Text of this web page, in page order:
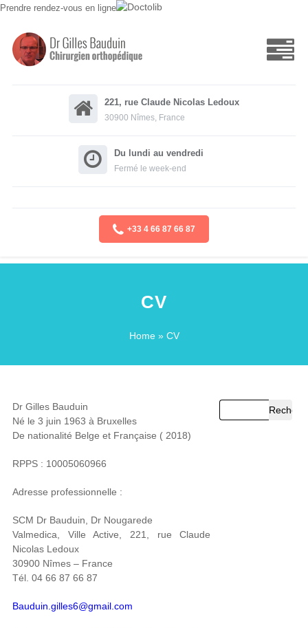
Prendre rendez-vous en ligne
221, rue Claude Nicolas Ledoux
30900 Nîmes, France
Du lundi au vendredi
Fermé le week-end
+33 4 66 87 66 87
CV
Home» CV
Dr Gilles Bauduin
Né le 3 juin 1963 à Bruxelles
De nationalité Belge et Française ( 2018)
RPPS : 10005060966
Adresse professionnelle :
SCM Dr Bauduin, Dr Nougarede
Valmedica, Ville Active, 221, rue Claude
Nicolas Ledoux
30900 Nîmes – France
Tél. 04 66 87 66 87
Bauduin.gilles6@gmail.com